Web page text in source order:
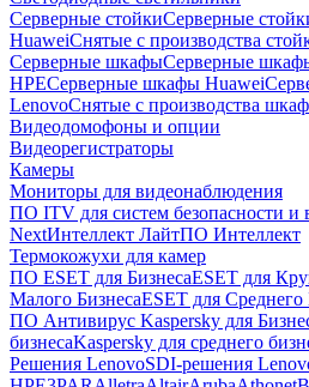
Серверные стойкиСерверные
HuaweiСнятые с производства
Серверные шкафыСерверные
HPEСерверные шкафы Huawei
LenovoСнятые с производства
Видеодомофоны и опции
Видеорегистраторы
Камеры
Мониторы для видеонаблюдения
ПО ITV для систем безопасности и
NextИнтеллект ЛайтПО Интеллект
Термокожухи для камер
ПО ESET для БизнесаESET для
Малого БизнесаESET для Среднего
ПО Антивирус Kaspersky для
бизнесаKaspersky для среднего
Решения LenovoSDI-решения